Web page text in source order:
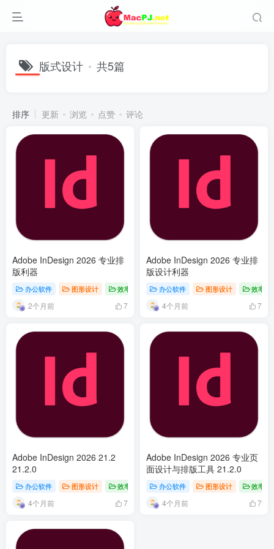
版式设计 共5篇
排序 更新 浏览 点赞 评论
Adobe InDesign 2026 专业排
版利器
办公软件 图形设计 效率工具
2个月前 7
Adobe InDesign 2026 专业排
版设计利器
办公软件 图形设计 效率工
4个月前 7
Adobe InDesign 2026 21.2
21.2.0
办公软件 图形设计 效率工具
4个月前 7
Adobe InDesign 2026 专业页
面设计与排版工具 21.2.0
办公软件 图形设计 效率工
4个月前 7